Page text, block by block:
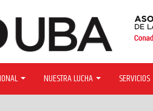
NUESTRA LUCHA SERVICIOS